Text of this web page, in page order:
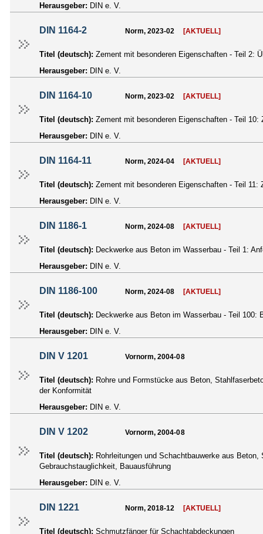
Herausgeber: DIN e. V.
DIN 1164-2 Norm, 2023-02 [AKTUELL]
Titel (deutsch): Zement mit besonderen Eigenschaften - Teil 2:
Herausgeber: DIN e. V.
DIN 1164-10 Norm, 2023-02 [AKTUELL]
Titel (deutsch): Zement mit besonderen Eigenschaften - Teil
Herausgeber: DIN e. V.
DIN 1164-11 Norm, 2024-04 [AKTUELL]
Titel (deutsch): Zement mit besonderen Eigenschaften - Teil
Herausgeber: DIN e. V.
DIN 1186-1 Norm, 2024-08 [AKTUELL]
Titel (deutsch): Deckwerke aus Beton im Wasserbau - Teil 1:
Herausgeber: DIN e. V.
DIN 1186-100 Norm, 2024-08 [AKTUELL]
Titel (deutsch): Deckwerke aus Beton im Wasserbau - Teil 100:
Herausgeber: DIN e. V.
DIN V 1201 Vornorm, 2004-08
Titel (deutsch): Rohre und Formstücke aus Beton,
der Konformität
Herausgeber: DIN e. V.
DIN V 1202 Vornorm, 2004-08
Titel (deutsch): Rohrleitungen und Schachtbauwerke aus
Gebrauchstauglichkeit, Bauausführung
Herausgeber: DIN e. V.
DIN 1221 Norm, 2018-12 [AKTUELL]
Titel (deutsch): Schmutzfänger für Schachtabdeckungen